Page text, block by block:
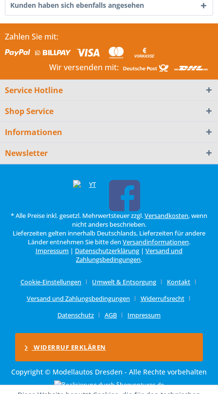
Kunden haben sich ebenfalls angesehen
Zahlen Sie mit:
Wir versenden mit:
Service Hotline
Shop Service
Informationen
Newsletter
* Alle Preise inkl. gesetzl. Mehrwertsteuer zzgl.Versandkosten, wenn
nicht anders beschrieben.
Lieferzeiten gelten innerhalb Deutschlands, Lieferzeiten für andere
Länder entnehmen Sie bitte den Versandinformationen.
Impressum | Datenschutzerklärung | Versand und
Zahlungsbedingungen.
Cookie-Einstellungen Umwelt & Entsorgung
Kontakt
Versand und Zahlungsbedingungen
Widerrufsrecht
Datenschutz
AGB Impressum
WIDERRUF ERKLÄREN
Copyright © Modellautos Dresden - Alle Rechte vorbehalten